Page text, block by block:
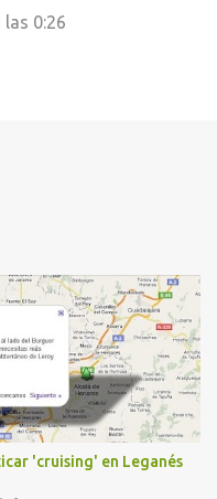
las 0:26
'cruising' en Leganés